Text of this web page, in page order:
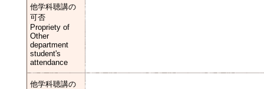
他学科聴講の
可否
Propriety of
Other
department
student's
attendance
他学科聴講の